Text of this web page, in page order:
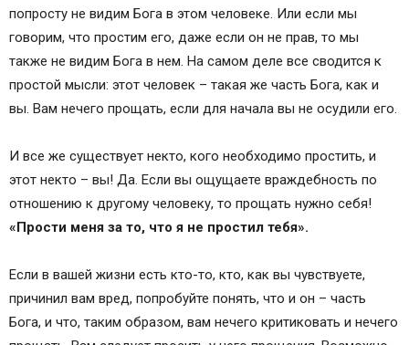
попросту не видим Бога в этом человеке. Или если мы
говорим, что простим его, даже если он не прав, то мы
также не видим Бога в нем. На самом деле все сводится к
простой мысли: этот человек – такая же часть Бога, как и
вы. Вам нечего прощать, если для начала вы не осудили его.
И все же существует некто, кого необходимо простить, и
этот некто – вы! Да. Если вы ощущаете враждебность по
отношению к другому человеку, то прощать нужно себя!
«Прости меня за то, что я не простил тебя».
Если в вашей жизни есть кто-то, кто, как вы чувствуете,
причинил вам вред, попробуйте понять, что и он – часть
Бога, и что, таким образом, вам нечего критиковать и нечего